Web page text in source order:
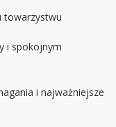
towarzystwu
i spokojnym
i najważniejsze